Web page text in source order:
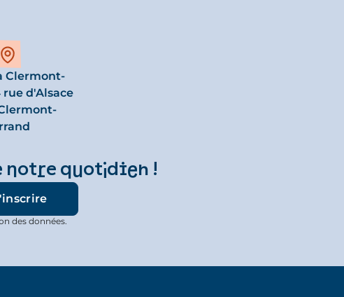
Clermont-
rue d'Alsace
notre quotidien !
des données.